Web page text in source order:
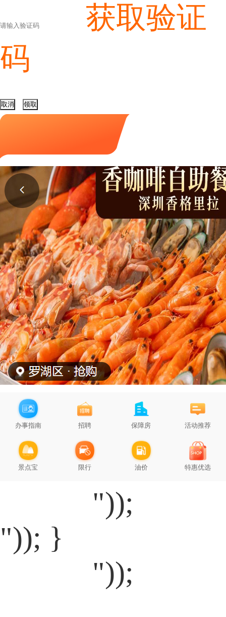
获取验证
码
取消 领取
办事指南 招聘 保障房 活动推荐
景点宝 限行 油价 特惠优选
"));
")); }
"));